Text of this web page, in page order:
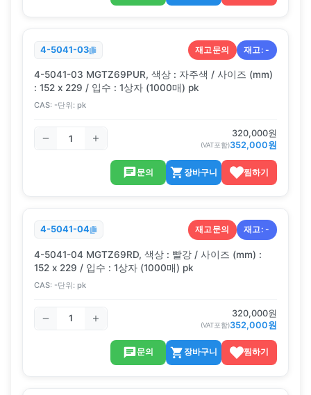
4-5041-03 재고문의 재고:-
4-5041-03 MGTZ69PUR, 색상 : 자주색 / 사이즈 (mm)
: 152 x 229 / 입수 : 1상자 (1000매) pk
CAS: -단위: pk
320,000원
(VAT포함)352,000원
문의 장바구니 찜하기
4-5041-04 재고문의 재고:-
4-5041-04 MGTZ69RD, 색상 : 빨강 / 사이즈 (mm) :
152 x 229 / 입수 : 1상자 (1000매) pk
CAS: -단위: pk
320,000원
(VAT포함)352,000원
문의 장바구니 찜하기